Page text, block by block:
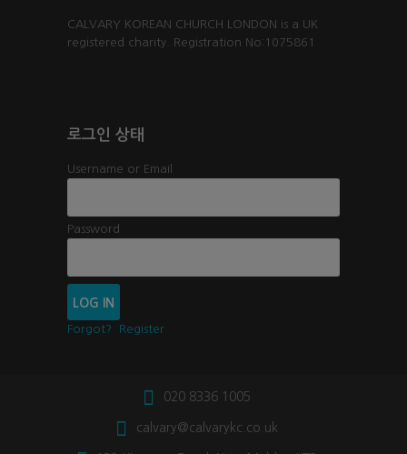
CALVARY KOREAN CHURCH LONDON is a UK
registered charity. Registration No:1075861
로그인 상태
Username or Email
Password
Forgot? Register
020 8336 1005
calvary@calvarykc.co.uk